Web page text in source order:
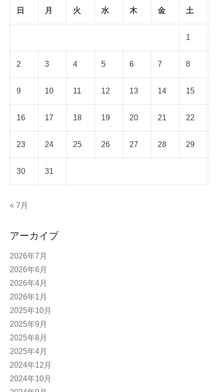
日 月 火 水 木 金 土
1
2 3 4 5 6 7 8
9 10 11 12 13 14 15
16 17 18 19 20 21 22
23 24 25 26 27 28 29
30 31
« 7月
アーカイブ
2026年7月
2026年6月
2026年4月
2026年1月
2025年10月
2025年9月
2025年8月
2025年4月
2024年12月
2024年10月